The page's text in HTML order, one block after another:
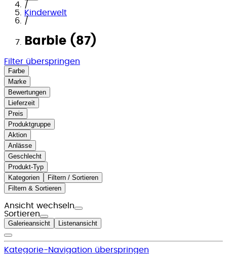
/
Kinderwelt
/
Barbie (87)
Filter überspringen
Farbe
Marke
Bewertungen
Lieferzeit
Preis
Produktgruppe
Aktion
Anlässe
Geschlecht
Produkt-Typ
Kategorien
Filtern / Sortieren
Filtern & Sortieren
Ansicht wechseln
Sortieren
Galerieansicht Listenansicht
Kategorie-Navigation überspringen